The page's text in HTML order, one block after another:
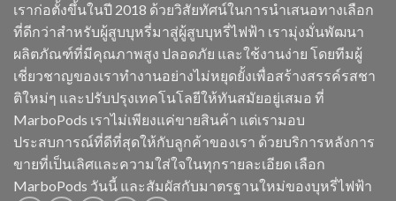
เราก่อตั้งขึ้นในปี 2018 ด้วยวิสัยทัศน์ในการนำเสนอทางเลือก
ที่ดีกว่าสำหรับผู้สูบบุหรี่มาสู่ผู้สูบบุหรี่ไฟฟ้า เรามุ่งมั่นพัฒนา
ผลิตภัณฑ์ที่มีคุณภาพสูง ปลอดภัย และใช้งานง่าย โดยทีมผู้
เชี่ยวชาญของเราทำงานอย่างไม่หยุดยั้งเพื่อสร้างสรรค์รสชา
ติใหม่ๆ และปรับปรุงเทคโนโลยีให้ทันสมัยอยู่เสมอ ที่
MarboPods เราไม่เพียงแค่ขายสินค้า แต่เรามอบ
ประสบการณ์ที่ดีที่สุดให้กับลูกค้าของเรา ด้วยบริการหลังการ
ขายที่เป็นเลิศและความใส่ใจในทุกรายละเอียด เลือก
MarboPods วันนี้ และสัมผัสกับมาตรฐานใหม่ของบุหรี่ไฟฟ้า